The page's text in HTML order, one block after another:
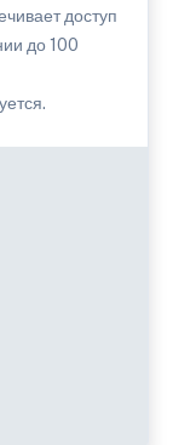
доступ
до 100